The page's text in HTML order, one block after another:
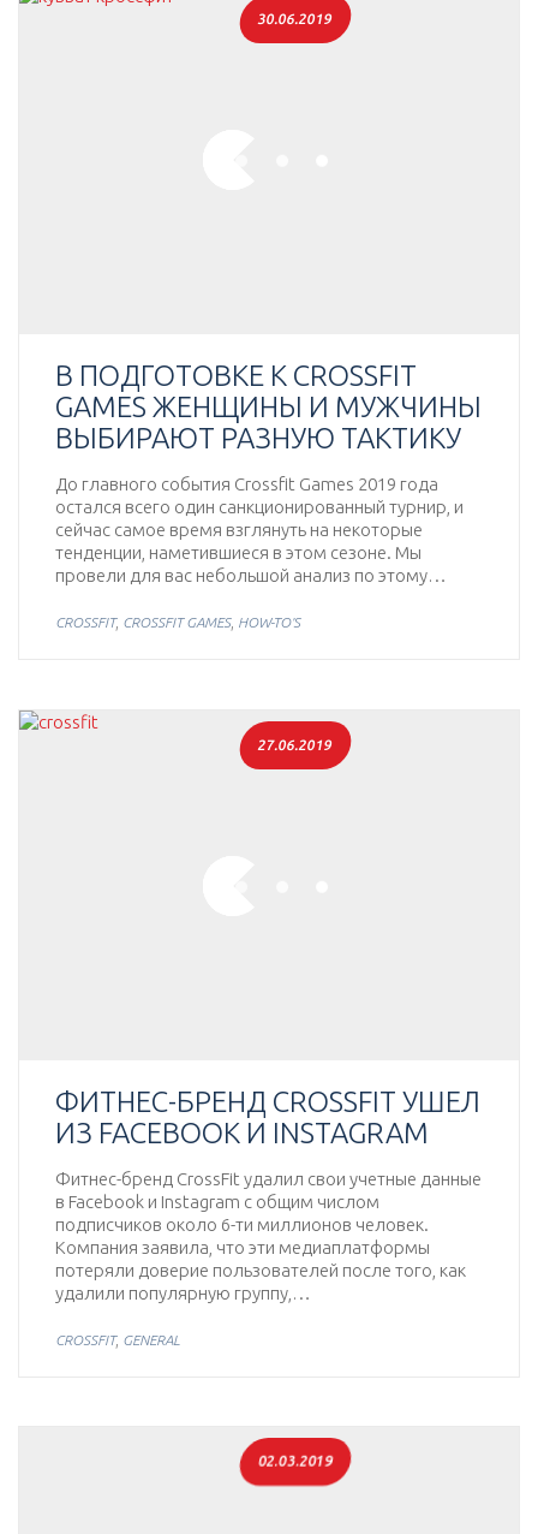
В ПОДГОТОВКЕ К CROSSFIT
GAMES ЖЕНЩИНЫ И МУЖЧИНЫ
ВЫБИРАЮТ РАЗНУЮ ТАКТИКУ
До главного события Crossfit Games 2019 года
остался всего один санкционированный турнир, и
сейчас самое время взглянуть на некоторые
тенденции, наметившиеся в этом сезоне. Мы
провели для вас небольшой анализ по этому…
30.06.2019
CROSSFIT, CROSSFIT GAMES, HOW-TO'S
ФИТНЕС-БРЕНД CROSSFIT УШЕЛ
ИЗ FACEBOOK И INSTAGRAM
Фитнес-бренд CrossFit удалил свои учетные данные
в Facebook и Instagram с общим числом
подписчиков около 6-ти миллионов человек.
Компания заявила, что эти медиаплатформы
потеряли доверие пользователей после того, как
удалили популярную группу,…
27.06.2019
CROSSFIT, GENERAL
02.03.2019